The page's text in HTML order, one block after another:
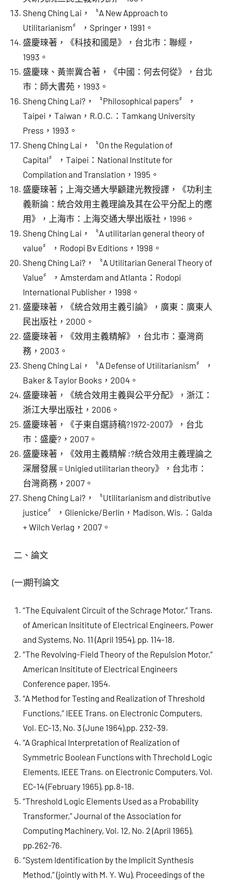
Sheng Ching Lai，〝A New Approach to
Utilitarianism〞，Springer，1991。
盛慶琜著，《科技和國是》，台北市：聯經，
1993。
盛慶琜、黃崇冀合著，《中國：何去何從》，台北
市：師大書苑，1993。
Sheng Ching Lai?，〝Philosophical papers〞，
Taipei，Taiwan，R.O.C.：Tamkang University
Press，1993。
Sheng Ching Lai，〝On the Regulation of
Capital〞，Taipei：National Institute for
Compilation and Translation，1995。
盛慶琜著；上海交通大學顧建光教授譯，《功利主
義新論：統合效用主義理論及其在公平分配上的應
用》，上海市：上海交通大學出版社，1996。
Sheng Ching Lai，〝A utilitarian general theory of
value〞，Rodopi Bv Editions，1998。
Sheng Ching Lai?，〝A Utilitarian General Theory of
Value〞，Amsterdam and Atlanta：Rodopi
International Publisher，1998。
盛慶琜著，《統合效用主義引論》，廣東：廣東人
民出版社，2000。
盛慶琜著，《效用主義精解》，台北市：臺灣商
務，2003。
Sheng Ching Lai，〝A Defense of Utilitarianism〞，
Baker & Taylor Books，2004。
盛慶琜著，《統合效用主義與公平分配》，浙江：
浙江大學出版社，2006。
盛慶琜著，《子東自選詩稿?1972-2007》，台北
市：盛慶?，2007。
盛慶琜著，《效用主義精解 :?統合效用主義理論之
深層發展 = Unigied utilitarian theory》，台北市：
台灣商務，2007。
Sheng Ching Lai?，〝Utilitarianism and distributive
justice〞，Glienicke/Berlin，Madison, Wis.：Galda
+ Wilch Verlag，2007。
二、論文
(一)期刊論文
“The Equivalent Circuit of the Schrage Motor,” Trans.
of American Insititute of Electrical Engineers, Power
and Systems, No. 11 (April 1954), pp. 114-18.
“The Revolving-Field Theory of the Repulsion Motor,”
American Insititute of Electrical Engineers
Conference paper, 1954.
“A Method for Testing and Realization of Threshold
Functions,” IEEE Trans. on Electronic Computers,
Vol. EC-13, No. 3 (June 1964),pp. 232-39.
“A Graphical Interpretation of Realization of
Symmetric Boolean Functions with Threchold Logic
Elements, IEEE Trans. on Electronic Computers, Vol.
EC-14 (February 1965), pp.8-18.
“Threshold Logic Elements Used as a Probability
Transformer,” Journal of the Association for
Computing Machinery, Vol. 12, No. 2 (April 1965),
pp.262-76.
“System Identification by the Implicit Synthesis
Method,” (jointly with M. Y. Wu), Proceedings of the